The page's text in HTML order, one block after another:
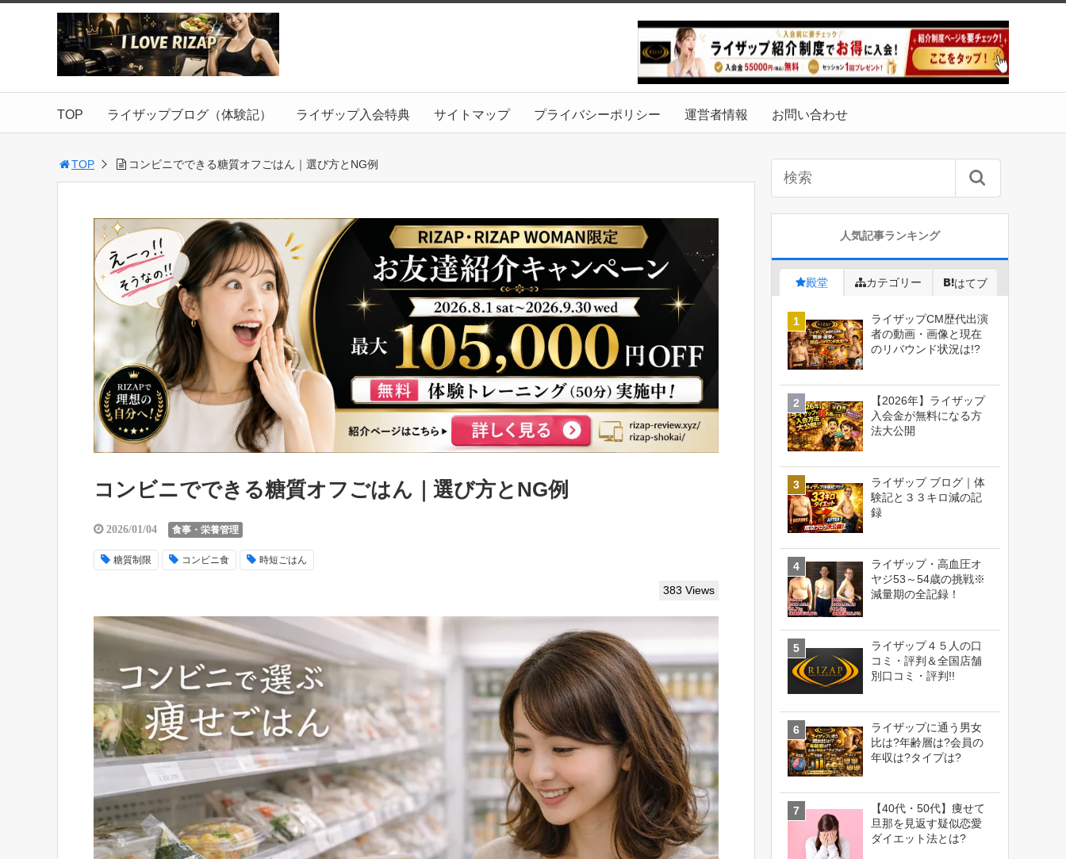
TOP ライザップブログ（体験記） ライザップ入会特典 サイトマップ プライバシーポリシー 運営者情報 お問い合わせ
TOP コンビニでできる糖質オフごはん｜選び方とNG例
コンビニでできる糖質オフごはん｜選び方とNG例
2026/01/04 食事・栄養管理
糖質制限 コンビニ食 時短ごはん
383 Views
人気記事ランキング
殿堂 カテゴリー はてブ
ライザップCM歴代出演
者の動画・画像と現在
のリバウンド状況は!?
【2026年】ライザップ
入会金が無料になる方
法大公開
ライザップ ブログ｜体
験記と３３キロ減の記
録
ライザップ・高血圧オ
ヤジ53～54歳の挑戦※
減量期の全記録！
ライザップ４５人の口
コミ・評判＆全国店舗
別口コミ・評判!!
ライザップに通う男女
比は?年齢層は?会員の
年収は?タイプは?
【40代・50代】痩せて
旦那を見返す疑似恋愛
ダイエット法とは?